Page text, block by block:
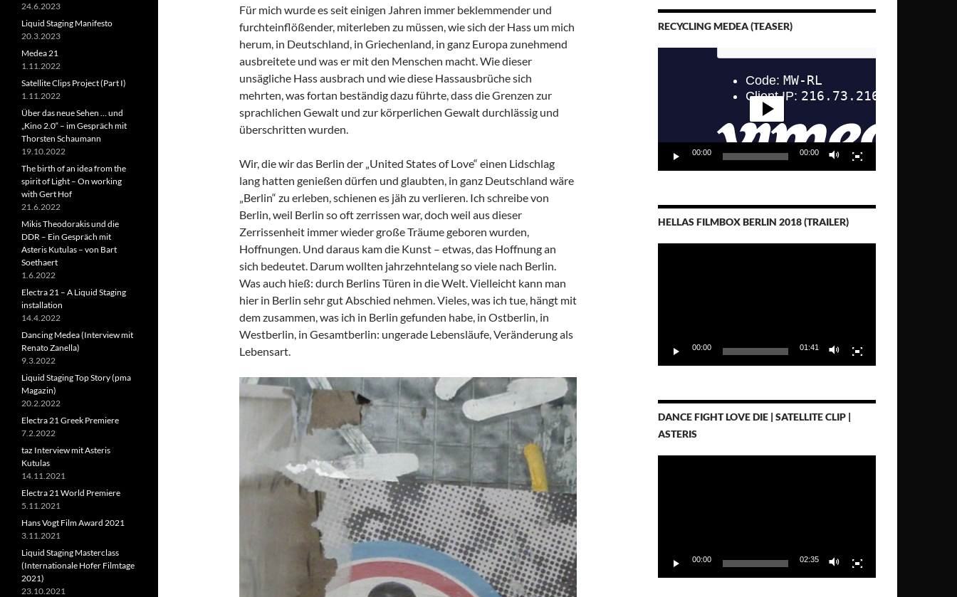
Für mich wurde es seit einigen Jahren immer beklemmender und
furchteinflößender, miterleben zu müssen, wie sich der Hass um mich
herum, in Deutschland, in Griechenland, in ganz Europa zunehmend
ausbreitete und was er mit den Menschen macht. Wie dieser
unsägliche Hass ausbrach und wie diese Hassausbrüche sich
mehrten, was fortan beständig dazu führte, dass die Grenzen zur
sprachlichen Gewalt und zur körperlichen Gewalt durchlässig und
überschritten wurden.
Wir, die wir das Berlin der „United States of Love“ einen Lidschlag
lang hatten genießen dürfen und glaubten, in ganz Deutschland wäre
„Berlin“ zu erleben, schienen es jäh zu verlieren. Ich schreibe von
Berlin, weil Berlin so oft zerrissen war, doch weil aus dieser
Zerrissenheit immer wieder große Träume geboren wurden,
Hoffnungen. Und daraus kam die Kunst – etwas, das Hoffnung an
sich bedeutet. Darum wollten jahrzehntelang so viele nach Berlin.
Was auch hieß: durch Berlins Türen in die Welt. Vielleicht kann man
hier in Berlin sehr gut Abschied nehmen. Vieles, was ich tue, hängt mit
dem zusammen, was ich in Berlin gefunden habe, in Ostberlin, in
Westberlin, in Gesamtberlin: ungerade Lebensläufe, Veränderung als
Lebensart.
RECYCLING MEDEA (TEASER)
00:00 00:00
HELLAS FILMBOX BERLIN 2018 (TRAILER)
00:00 01:41
DANCE FIGHT LOVE DIE | SATELLITE CLIP |
ASTERIS
00:00 02:35
24.6.2023
Liquid Staging Manifesto
20.3.2023
Medea 21
1.11.2022
Satellite Clips Project (Part I)
1.11.2022
Über das neue Sehen … und
„Kino 2.0“ – im Gespräch mit
Thorsten Schaumann
19.10.2022
The birth of an idea from the
spirit of Light – On working
with Gert Hof
21.6.2022
Mikis Theodorakis und die
DDR – Ein Gespräch mit
Asteris Kutulas – von Bart
Soethaert
1.6.2022
Electra 21 – A Liquid Staging
installation
14.4.2022
Dancing Medea (Interview mit
Renato Zanella)
9.3.2022
Liquid Staging Top Story (pma
Magazin)
20.2.2022
Electra 21 Greek Premiere
7.2.2022
taz Interview mit Asteris
Kutulas
14.11.2021
Electra 21 World Premiere
5.11.2021
Hans Vogt Film Award 2021
3.11.2021
Liquid Staging Masterclass
(Internationale Hofer Filmtage
2021)
23.10.2021